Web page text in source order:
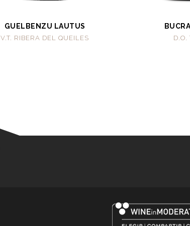
GUELBENZU LAUTUS
V.T. RIBERA DEL QUEILES D.O.